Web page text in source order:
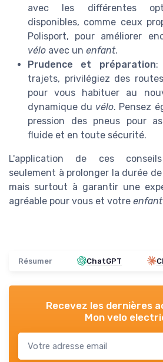
avec les différentes
disponibles, comme ceux
Polisport, pour améliorer
vélo avec un enfant.
Prudence et préparation:
trajets, privilégiez des
pour vous habituer au
dynamique du vélo. Pensez
pression des pneus pour
fluide et en toute sécurité.
L'application de ces
seulement à prolonger la durée
mais surtout à garantir une
agréable pour vous et votre enfant
Résumer ChatGPT
Recevez les dernières
Mon velo